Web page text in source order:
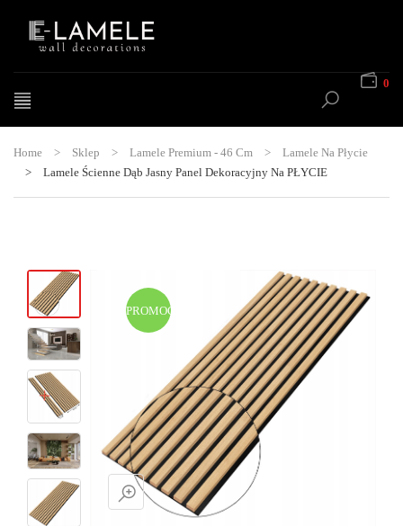
0
Home > Sklep > Lamele Premium - 46 Cm >
Lamele Na Płycie
>
Lamele Ścienne Dąb Jasny Panel Dekoracyjny Na PŁYCIE
PROMOCJA!